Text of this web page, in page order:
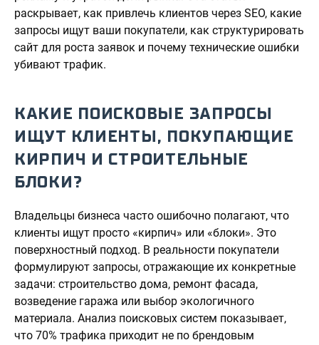
раскрывает, как привлечь клиентов через SEO, какие
запросы ищут ваши покупатели, как структурировать
сайт для роста заявок и почему технические ошибки
убивают трафик.
КАКИЕ ПОИСКОВЫЕ ЗАПРОСЫ
ИЩУТ КЛИЕНТЫ, ПОКУПАЮЩИЕ
КИРПИЧ И СТРОИТЕЛЬНЫЕ
БЛОКИ?
Владельцы бизнеса часто ошибочно полагают, что
клиенты ищут просто «кирпич» или «блоки». Это
поверхностный подход. В реальности покупатели
формулируют запросы, отражающие их конкретные
задачи: строительство дома, ремонт фасада,
возведение гаража или выбор экологичного
материала. Анализ поисковых систем показывает,
что 70% трафика приходит не по брендовым